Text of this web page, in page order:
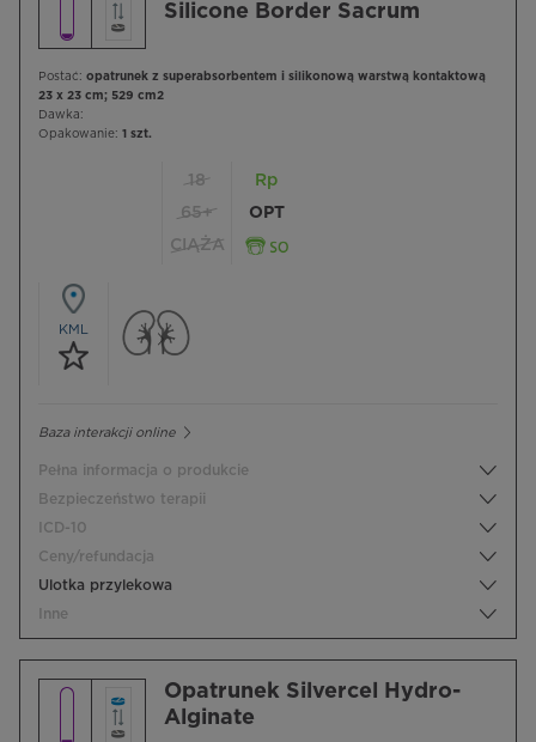
Silicone Border Sacrum
Postać: opatrunek z superabsorbentem i silikonową warstwą kontaktową
23 x 23 cm; 529 cm2
Dawka:
Opakowanie: 1 szt.
18
65+
CIĄŻA
Rp
OPT
KML
Baza interakcji online
Pełna informacja o produkcie
Bezpieczeństwo terapii
ICD-10
Ceny/refundacja
Ulotka przylekowa
Inne
Opatrunek Silvercel Hydro-
Alginate